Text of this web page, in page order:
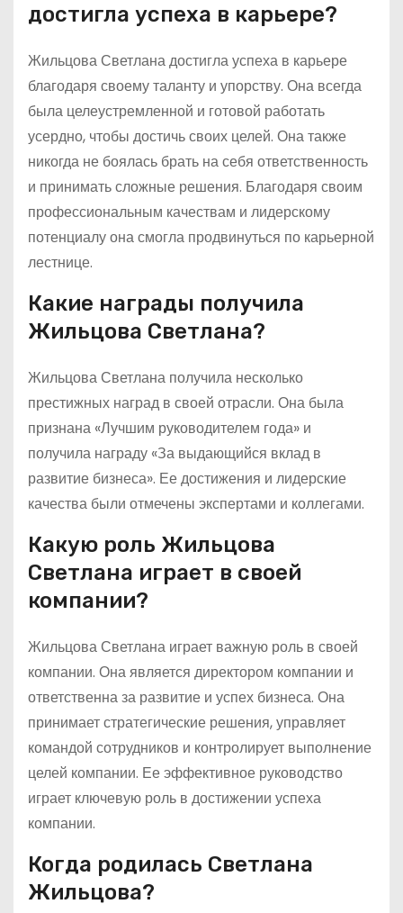
достигла успеха в карьере?
Жильцова Светлана достигла успеха в карьере
благодаря своему таланту и упорству. Она всегда
была целеустремленной и готовой работать
усердно, чтобы достичь своих целей. Она также
никогда не боялась брать на себя ответственность
и принимать сложные решения. Благодаря своим
профессиональным качествам и лидерскому
потенциалу она смогла продвинуться по карьерной
лестнице.
Какие награды получила
Жильцова Светлана?
Жильцова Светлана получила несколько
престижных наград в своей отрасли. Она была
признана «Лучшим руководителем года» и
получила награду «За выдающийся вклад в
развитие бизнеса». Ее достижения и лидерские
качества были отмечены экспертами и коллегами.
Какую роль Жильцова
Светлана играет в своей
компании?
Жильцова Светлана играет важную роль в своей
компании. Она является директором компании и
ответственна за развитие и успех бизнеса. Она
принимает стратегические решения, управляет
командой сотрудников и контролирует выполнение
целей компании. Ее эффективное руководство
играет ключевую роль в достижении успеха
компании.
Когда родилась Светлана
Жильцова?